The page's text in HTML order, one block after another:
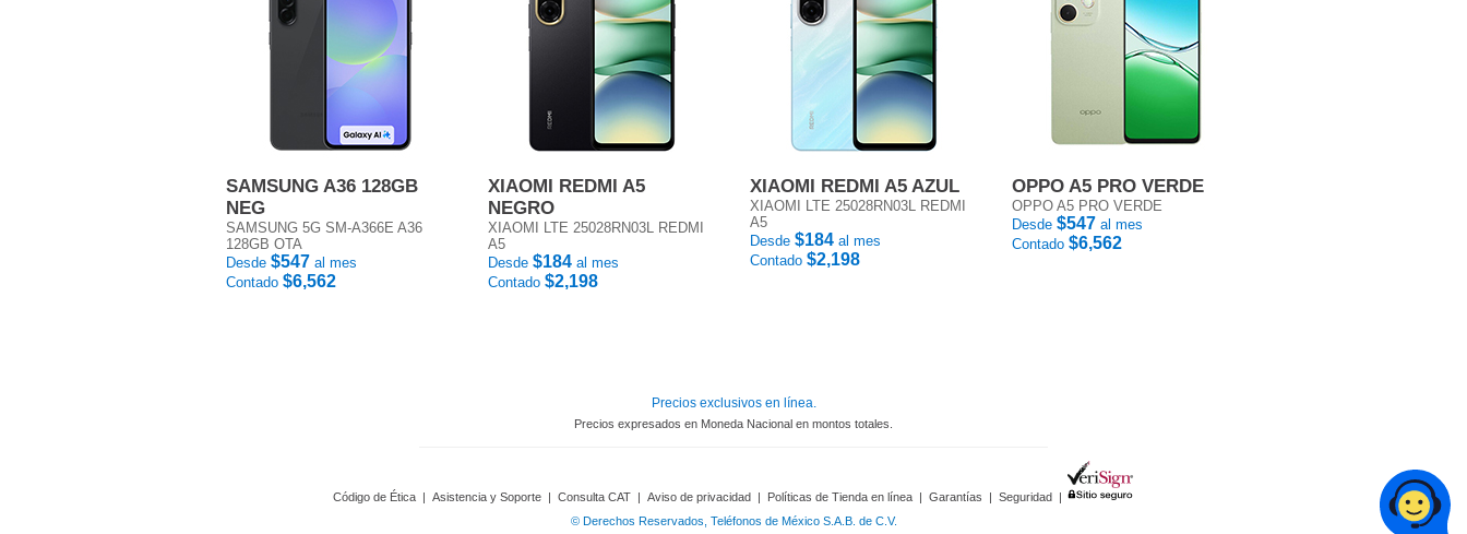
SAMSUNG A36 128GB
NEG
SAMSUNG 5G SM-A366E A36
128GB OTA
Desde $547 al mes
Contado $6,562
XIAOMI REDMI A5
NEGRO
XIAOMI LTE 25028RN03L REDMI
A5
Desde $184 al mes
Contado $2,198
XIAOMI REDMI A5 AZUL
XIAOMI LTE 25028RN03L REDMI
A5
Desde $184 al mes
Contado $2,198
OPPO A5 PRO VERDE
OPPO A5 PRO VERDE
Desde $547 al mes
Contado $6,562
Precios exclusivos en línea.
Precios expresados en Moneda Nacional en montos totales.
Código de Ética | Asistencia y Soporte | Consulta CAT | Aviso de privacidad | Políticas de Tienda en línea | Garantías | Seguridad |
© Derechos Reservados, Teléfonos de México S.A.B. de C.V.